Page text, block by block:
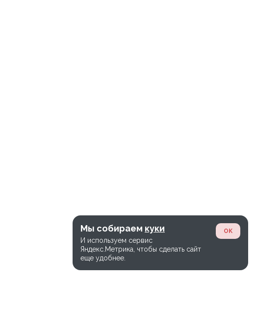
Мы собираем куки
И используем сервис
Яндекс.Метрика, чтобы сделать сайт
еще удобнее.
OK